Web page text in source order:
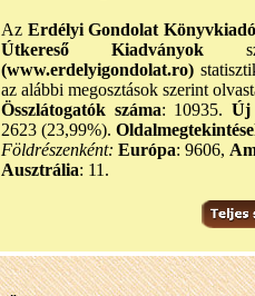
Az Erdélyi Gondolat
Útkereső Kiadványok
(www.erdelyigondolat.ro)
az alábbi megosztások szerint
Összlátogatók száma: 10935. Új
2623 (23,99%).
Földrészenként: Európa: 9606,
Ausztrália: 11.